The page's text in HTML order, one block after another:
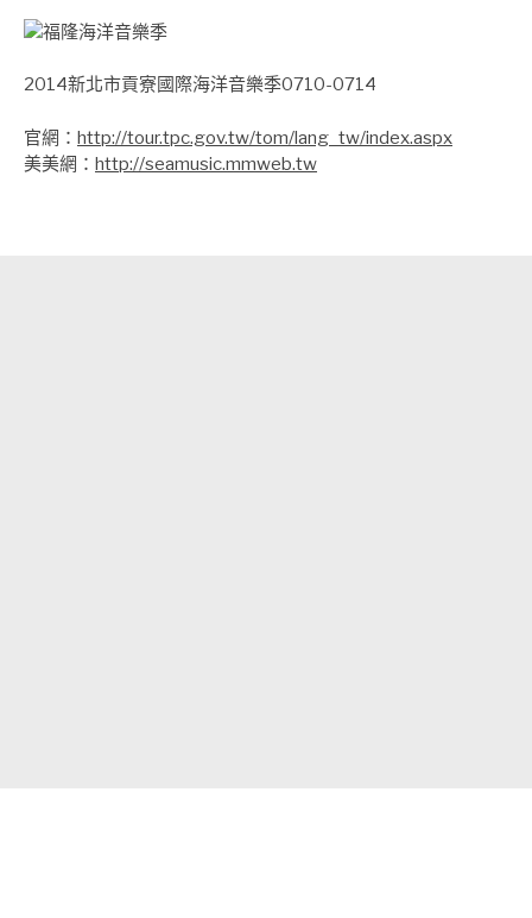
2014新北市貢寮國際海洋音樂季0710-0714
官網： http://tour.tpc.gov.tw/tom/lang_tw/index.aspx
美美網： http://seamusic.mmweb.tw